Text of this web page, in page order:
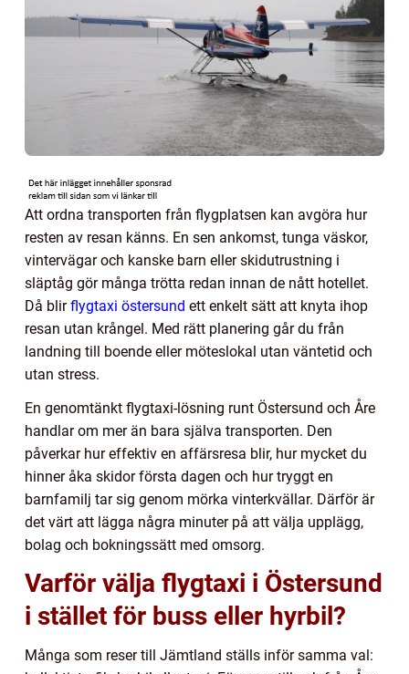
Att ordna transporten från flygplatsen kan avgöra hur
resten av resan känns. En sen ankomst, tunga väskor,
vintervägar och kanske barn eller skidutrustning i
släptåg gör många trötta redan innan de nått hotellet.
Då blirflygtaxi östersund ett enkelt sätt att knyta ihop
resan utan krångel. Med rätt planering går du från
landning till boende eller möteslokal utan väntetid och
utan stress.
En genomtänkt flygtaxi-lösning runt Östersund och Åre
handlar om mer än bara själva transporten. Den
påverkar hur effektiv en affärsresa blir, hur mycket du
hinner åka skidor första dagen och hur tryggt en
barnfamilj tar sig genom mörka vinterkvällar. Därför är
det värt att lägga några minuter på att välja upplägg,
bolag och bokningssätt med omsorg.
Varför välja flygtaxi i Östersund
i stället för buss eller hyrbil?
Många som reser till Jämtland ställs inför samma val: